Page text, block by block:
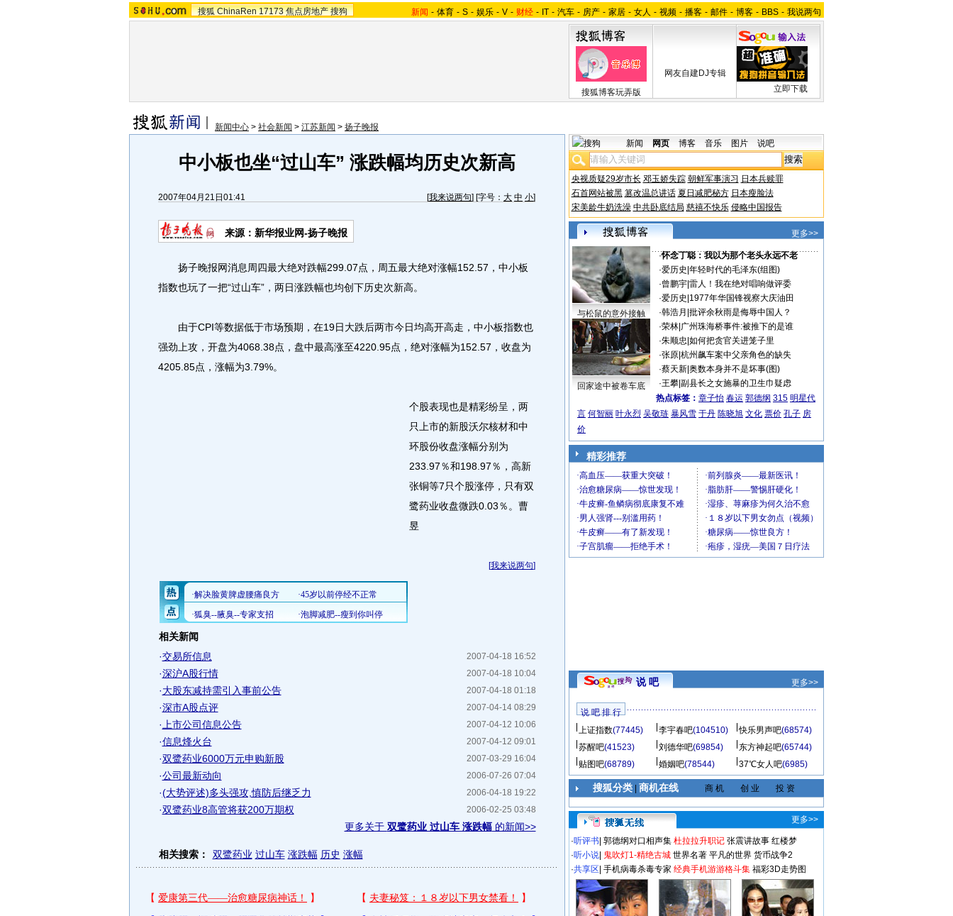
搜狐 ChinaRen 17173 焦点房地产 搜狗 新闻 - 体育 - S - 娱乐 - V - 财经 - IT - 汽车 - 房产 - 家居 - 女人 - 视频 - 播客 - 邮件 - 博客 - BBS - 我说两句
搜狐博客玩弄版
网友自建DJ专辑
立即下载
新闻中心 > 社会新闻 > 江苏新闻 > 扬子晚报
中小板也坐“过山车” 涨跌幅均历史次新高
2007年04月21日01:41 [我来说两句] [字号： 大 中 小]
来源：新华报业网-扬子晚报
扬子晚报网消息周四最大绝对跌幅299.07点，周五最大绝对涨幅152.57，中小板
指数也玩了一把“过山车”，两日涨跌幅也均创下历史次新高。
由于CPI等数据低于市场预期，在19日大跌后两市今日均高开高走，中小板指数也
强劲上攻，开盘为4068.38点，盘中最高涨至4220.95点，绝对涨幅为152.57，收盘为
4205.85点，涨幅为3.79%。
个股表现也是精彩纷呈，两
只上市的新股沃尔核材和中
环股份收盘涨幅分别为
233.97％和198.97％，高新
张铜等7只个股涨停，只有双
鹭药业收盘微跌0.03％。曹
昱
[我来说两句]
相关新闻
2007-04-18 16:52
·交易所信息
2007-04-18 10:04
·深沪A股行情
2007-04-18 01:18
·大股东减持需引入事前公告
2007-04-14 08:29
·深市A股点评
2007-04-12 10:06
· 上市公司信息公告
2007-04-12 09:01
·信息烽火台
2007-03-29 16:04
·双鹭药业6000万元申购新股
2006-07-26 07:04
·公司最新动向
2006-04-18 19:22
·(大势评述)多头强攻,慎防后继乏力
2006-02-25 03:48
·双鹭药业8高管将获200万期权
更多关于 双鹭药业 过山车 涨跌幅的新闻>>
相关搜索： 双鹭药业 过山车 涨跌幅 历史 涨幅
新闻 网页 博客 音乐 图片 说吧
央视质疑29岁市长 邓玉娇失踪 朝鲜军事演习 日本兵赎罪
石首网站被黑 篡改温总讲话 夏日减肥秘方 日本瘦脸法
宋美龄牛奶洗澡 中共卧底结局 慈禧不快乐 侵略中国报告
更多>>
与松鼠的意外接触
回家途中被卷车底
·怀念丁聪：我以为那个老头永远不老
·爱历史 年轻时代的毛泽东(组图)
·曾鹏宇| 雷人！我在绝对唱响做评委
·爱历史 1977年华国锋视察大庆油田
·韩浩月 批评余秋雨是侮辱中国人？
·荣林| 广州珠海桥事件:被推下的是谁
·朱顺忠 如何把贪官关进笼子里
·张原| 杭州飙车案中父亲角色的缺失
·蔡天新| 奥数本身并不是坏事(图)
·王攀| 副县长之女施暴的卫生巾疑虑
热点标签： 章子怡 春运 郭德纲 315 明星代
言 何智丽 叶永烈 吴敬琏 暴风雪 于丹 陈晓旭 文化 票价 孔子 房
价
精彩推荐
说 吧 更多>>
说 吧 排 行
上证指数(77445) 李宇春吧(104510) 快乐男声吧(68574)
苏醒吧(41523) 刘德华吧(69854) 东方神起吧(65744)
贴图吧(68789) 婚姻吧(78544) 37℃女人吧(6985)
搜狐分类| 商机在线 商 机 创 业 投 资
更多>>
·听评书 郭德纲对口相声集 杜拉拉升职记 张震讲故事 红楼梦
·听小说 鬼吹灯1-精绝古城 世界名著 平凡的世界 货币战争2
·共享区 手机病毒杀毒专家 经典手机游游格斗集 福彩3D走势图